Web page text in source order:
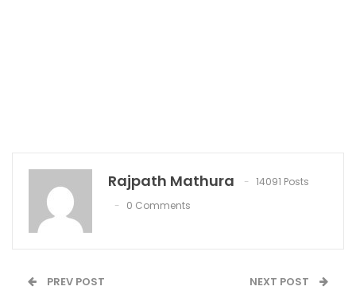
Rajpath Mathura
14091 Posts
0 Comments
PREV POST NEXT POST